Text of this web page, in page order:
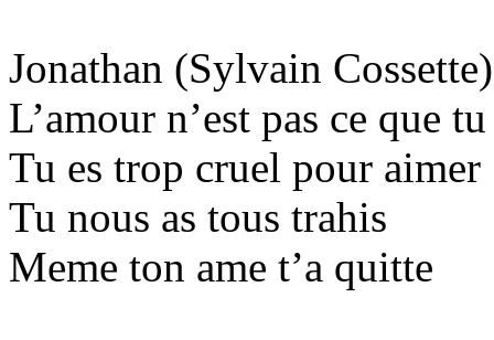
Jonathan (Sylvain
L’amour n’est pas ce que
Tu es trop cruel pour aimer
Tu nous as tous trahis
Meme ton ame t’a quitte